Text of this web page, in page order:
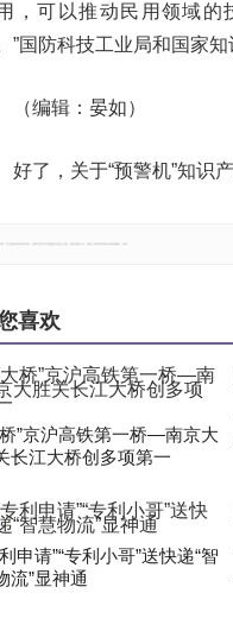
，可以推动民用领域的
”国防科技工业局和国家
（编辑：晏如）
好了，关于“预警机”知识
喜欢
”京沪高铁第一桥—南京大
长江大桥创多项第一
申请”“专利小哥”送快递“智
流”显神通